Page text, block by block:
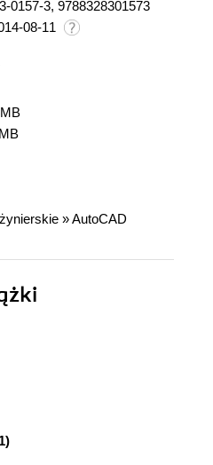
0157-3, 9788328301573
08-11
»AutoCAD